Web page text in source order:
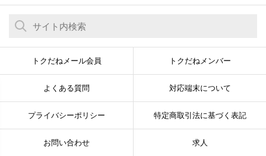
トクだねメール会員 トクだねメンバー
よくある質問 対応端末について
プライバシーポリシー 特定商取引法に基づく表記
お問い合わせ 求人